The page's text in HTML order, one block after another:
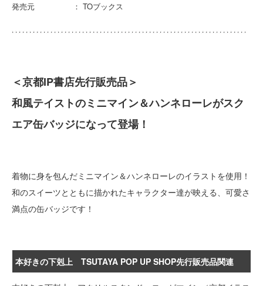
発売元 ： TOブックス
＜京都IP書店先行販売品＞
和風テイストのミニマイン＆ハンネローレがスク
エア缶バッジになって登場！
着物に身を包んだミニマイン＆ハンネローレのイラストを使用！
和のスイーツとともに描かれたキャラクター達が映える、可愛さ
満点の缶バッジです！
本好きの下剋上 TSUTAYA POP UP SHOP先行販売品関連